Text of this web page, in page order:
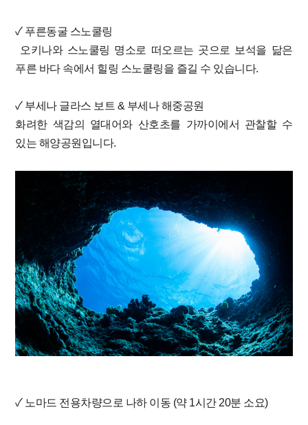
✓ 푸른동굴 스노쿨링
오키나와 스노쿨링 명소로 떠오르는 곳으로 보석을 닮은
푸른 바다 속에서 힐링 스노쿨링을 즐길 수 있습니다.
✓ 부세나 글라스 보트 & 부세나 해중공원
화려한 색감의 열대어와 산호초를 가까이에서 관찰할 수
있는 해양공원입니다.
✓ 노마드 전용차량으로 나하 이동 (약 1시간 20분 소요)